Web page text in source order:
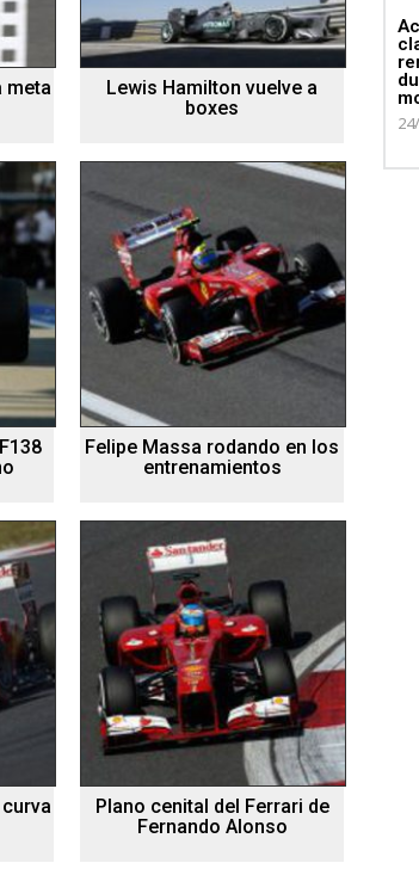
meta
Lewis Hamilton vuelve a
boxes
Felipe Massa rodando en los
entrenamientos
Plano cenital del Ferrari de
Fernando Alonso